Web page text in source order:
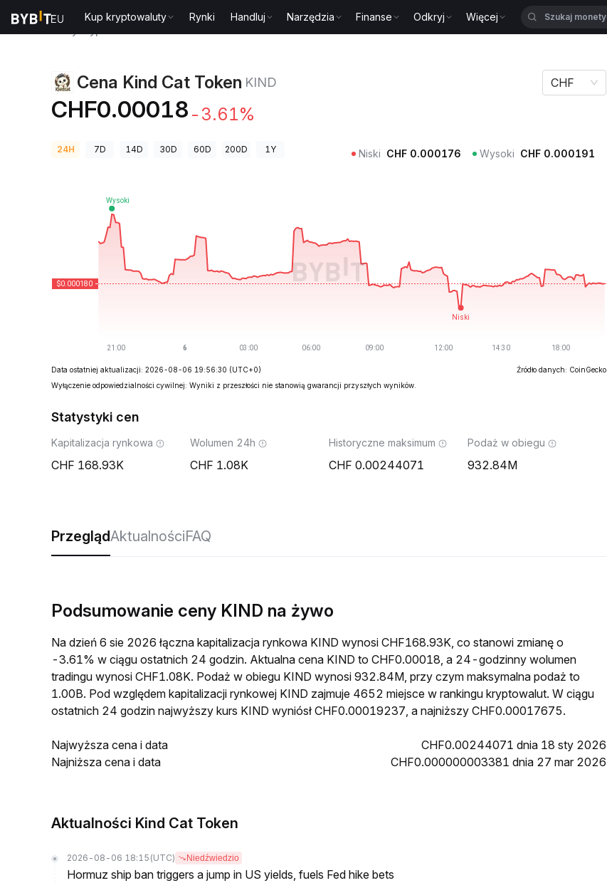
Kup kryptowaluty Rynki Handluj Narzędzia Finanse Odkryj Więcej
Cena Kind Cat Token KIND
CHF0.00018 -3.61%
CHF
24H 7D 14D 30D 60D 200D 1Y Niski CHF 0.000176 Wysoki CHF 0.000191
Data ostatniej aktualizacji: 2026-08-06 19:56:30 (UTC+0)
Źródło danych: CoinGecko
Wyłączenie odpowiedzialności cywilnej: Wyniki z przeszłości nie stanowią gwarancji przyszłych wyników.
Statystyki cen
Kapitalizacja rynkowa
168.93K
Wolumen 24h
1.08K
Historyczne maksimum
0.00244071
Podaż w obiegu
932.84M
PrzeglądAktualnościFAQ
Podsumowanie ceny KIND na żywo
Na dzień 6 sie 2026 łączna kapitalizacja rynkowa KIND wynosi CHF168.93K, co stanowi zmianę o
-3.61% w ciągu ostatnich 24 godzin. Aktualna cena KIND to CHF0.00018, a 24-godzinny wolumen
tradingu wynosi CHF1.08K. Podaż w obiegu KIND wynosi 932.84M, przy czym maksymalna podaż to
1.00B. Pod względem kapitalizacji rynkowej KIND zajmuje 4652 miejsce w rankingu kryptowalut. W ciągu
ostatnich 24 godzin najwyższy kurs KIND wyniósł CHF0.00019237, a najniższy CHF0.00017675.
Najwyższa cena i data
CHF0.00244071 dnia 18 sty 2026
Najniższa cena i data
CHF0.000000003381 dnia 27 mar 2026
Aktualności Kind Cat Token
2026-08-06 18:15 (UTC) Niedźwiedzio
Hormuz ship ban triggers a jump in US yields, fuels Fed hike bets